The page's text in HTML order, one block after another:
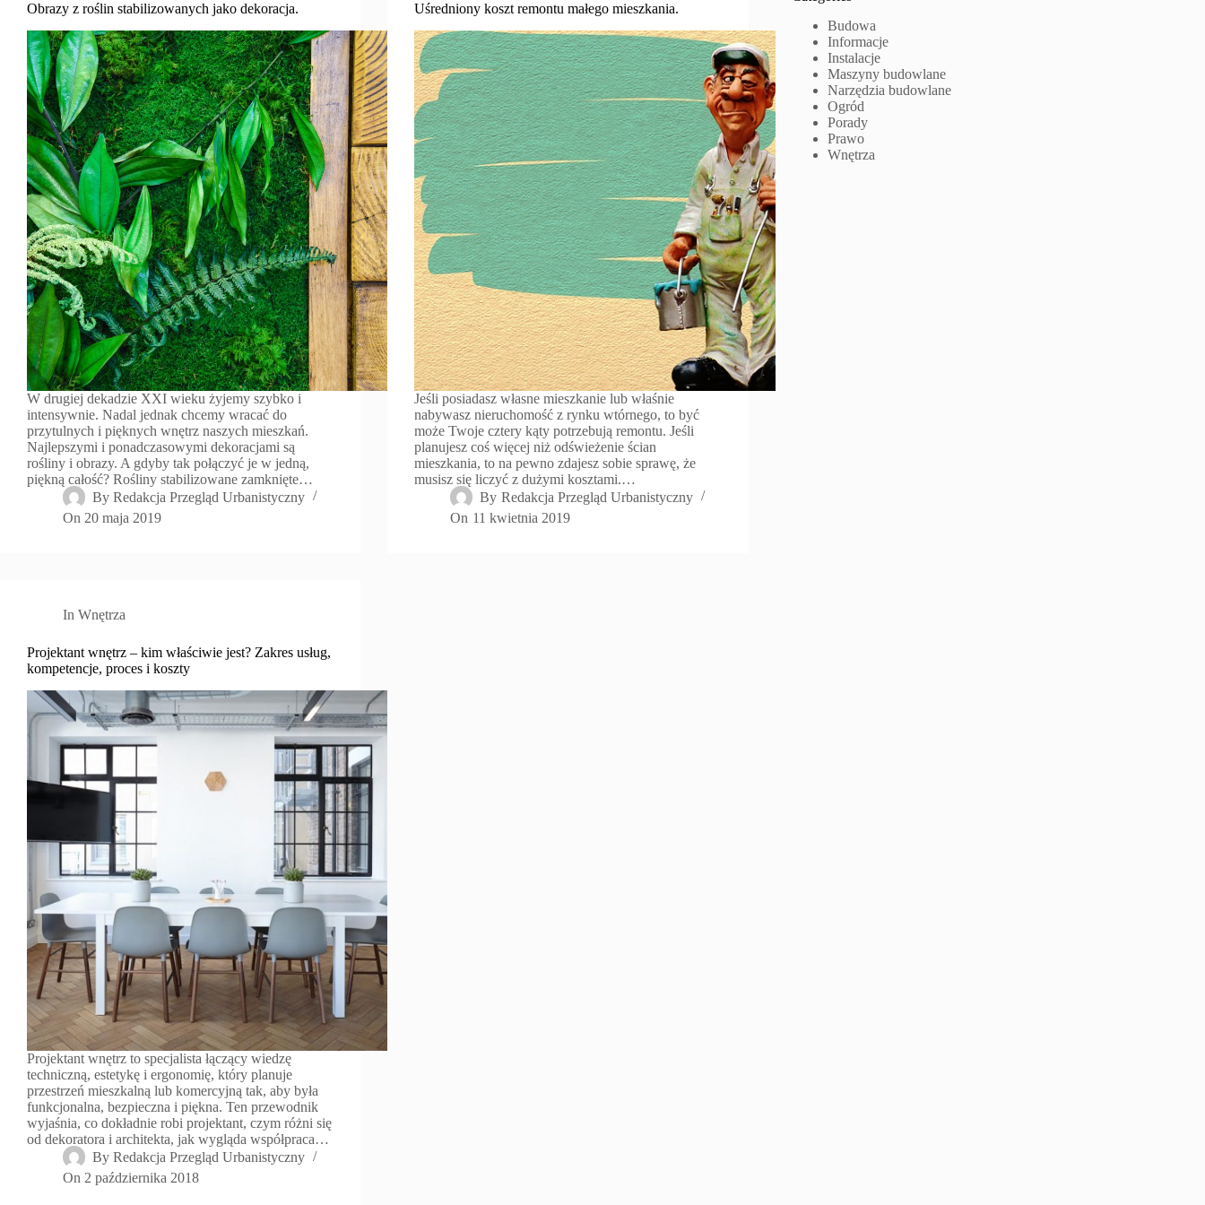
Obrazy z roślin stabilizowanych jako dekoracja.
W drugiej dekadzie XXI wieku żyjemy szybko i
intensywnie. Nadal jednak chcemy wracać do
przytulnych i pięknych wnętrz naszych mieszkań.
Najlepszymi i ponadczasowymi dekoracjami są
rośliny i obrazy. A gdyby tak połączyć je w jedną,
piękną całość? Rośliny stabilizowane zamknięte…
By Redakcja Przegląd Urbanistyczny
On 20 maja 2019
Uśredniony koszt remontu małego mieszkania.
Jeśli posiadasz własne mieszkanie lub właśnie
nabywasz nieruchomość z rynku wtórnego, to być
może Twoje cztery kąty potrzebują remontu. Jeśli
planujesz coś więcej niż odświeżenie ścian
mieszkania, to na pewno zdajesz sobie sprawę, że
musisz się liczyć z dużymi kosztami.…
By Redakcja Przegląd Urbanistyczny
On 11 kwietnia 2019
In Wnętrza
Projektant wnętrz – kim właściwie jest? Zakres usług,
kompetencje, proces i koszty
Projektant wnętrz to specjalista łączący wiedzę
techniczną, estetykę i ergonomię, który planuje
przestrzeń mieszkalną lub komercyjną tak, aby była
funkcjonalna, bezpieczna i piękna. Ten przewodnik
wyjaśnia, co dokładnie robi projektant, czym różni się
od dekoratora i architekta, jak wygląda współpraca…
By Redakcja Przegląd Urbanistyczny
On 2 października 2018
Budowa
Informacje
Instalacje
Maszyny budowlane
Narzędzia budowlane
Ogród
Porady
Prawo
Wnętrza